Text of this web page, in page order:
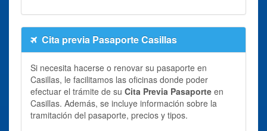
Cita previa Pasaporte Casillas
Si necesita hacerse o renovar su pasaporte en
Casillas, le facilitamos las oficinas donde poder
efectuar el trámite de su Cita Previa Pasaporte en
Casillas. Además, se incluye información sobre la
tramitación del pasaporte, precios y tipos.